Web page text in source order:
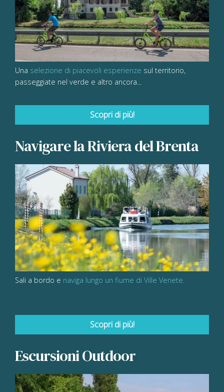
Una selezione di piacevoli esperienze sul territorio,
passeggiate nel verde e altro ancora...
Scopri di più!
Navigare la Riviera del Brenta
Sali a bordo e naviga lungo un fiume di Ville Venete.
Scopri di più!
Escursioni Outdoor